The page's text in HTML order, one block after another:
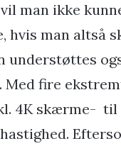
man ikke
hvis man altså
understøttes
fire
4K skærme- til